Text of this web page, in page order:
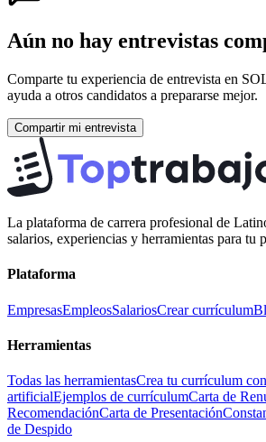
Aún no hay entrevistas
Comparte tu experiencia de entrevista en
ayuda a otros candidatos a prepararse mejor.
Compartir mi entrevista
La plataforma de carrera profesional de
salarios, experiencias y herramientas para tu
Plataforma
EmpresasEmpleosSalariosCrear currículum
Herramientas
Todas las herramientasCrea tu currículum
artificialEjemplos de currículumCarta de
RecomendaciónCarta de Presentación
de Despido